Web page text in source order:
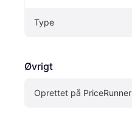
Type
Øvrigt
Oprettet på PriceRunner